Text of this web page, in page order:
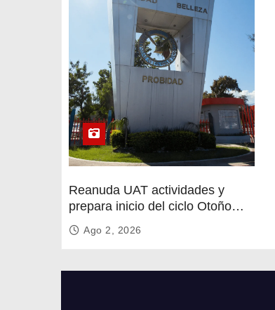
a
d
a
s
Reanuda UAT actividades y
prepara inicio del ciclo Otoño
2026
Ago 2, 2026